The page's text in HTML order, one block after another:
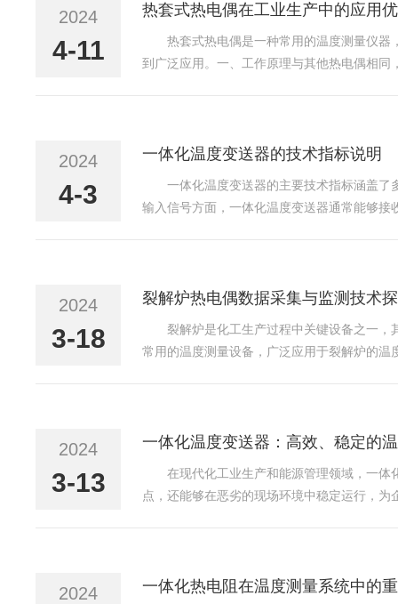
2024
4-11
热套式热电偶在工业生产中的应用
热套式热电偶是一种常用的温度测量仪
到广泛应用。一、工作原理与其他热电偶相
2024
4-3
一体化温度变送器的技术指标说明
一体化温度变送器的主要技术指标涵盖
输入信号方面，一体化温度变送器通常能够
2024
3-18
裂解炉热电偶数据采集与监测技术
裂解炉是化工生产过程中关键设备之一
常用的温度测量设备，广泛应用于裂解炉的
2024
3-13
一体化温度变送器：高效、稳定的
在现代化工业生产和能源管理领域，一
点，还能够在恶劣的现场环境中稳定运行，
2024 一体化热电阻在温度测量系统中的